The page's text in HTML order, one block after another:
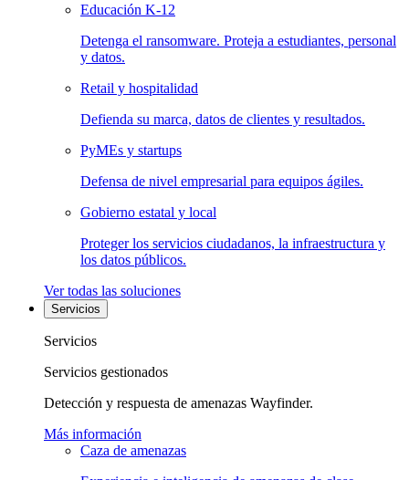
Educación K-12
Detenga el ransomware. Proteja a estudiantes, personal
y datos.
Retail y hospitalidad
Defienda su marca, datos de clientes y resultados.
PyMEs y startups
Defensa de nivel empresarial para equipos ágiles.
Gobierno estatal y local
Proteger los servicios ciudadanos, la infraestructura y
los datos públicos.
Ver todas las soluciones
Servicios
Servicios
Servicios gestionados
Detección y respuesta de amenazas Wayfinder.
Más información
Caza de amenazas